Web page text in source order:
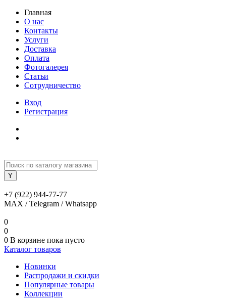
Главная
О нас
Контакты
Услуги
Доставка
Оплата
Фотогалерея
Статьи
Сотрудничество
Вход
Регистрация
+7 (922) 944-77-77
MAX / Telegram / Whatsapp
0
0
0 В корзине пока пусто
Каталог товаров
Новинки
Распродажи и скидки
Популярные товары
Коллекции